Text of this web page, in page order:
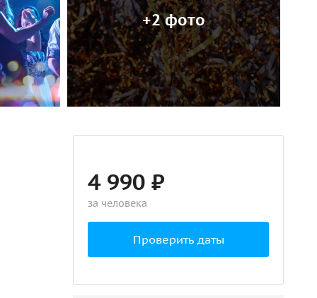
+2 фото
4 990 ₽
за человека
Проверить даты